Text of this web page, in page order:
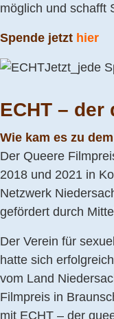
möglich und schafft
Spende jetzt hier
ECHT –
Wie kam es zu
Der Queere
2018 und 2021 in
Netzwerk
gefördert durch
Der Verein für
hatte sich
vom Land
Filmpreis in
mit ECHT – der